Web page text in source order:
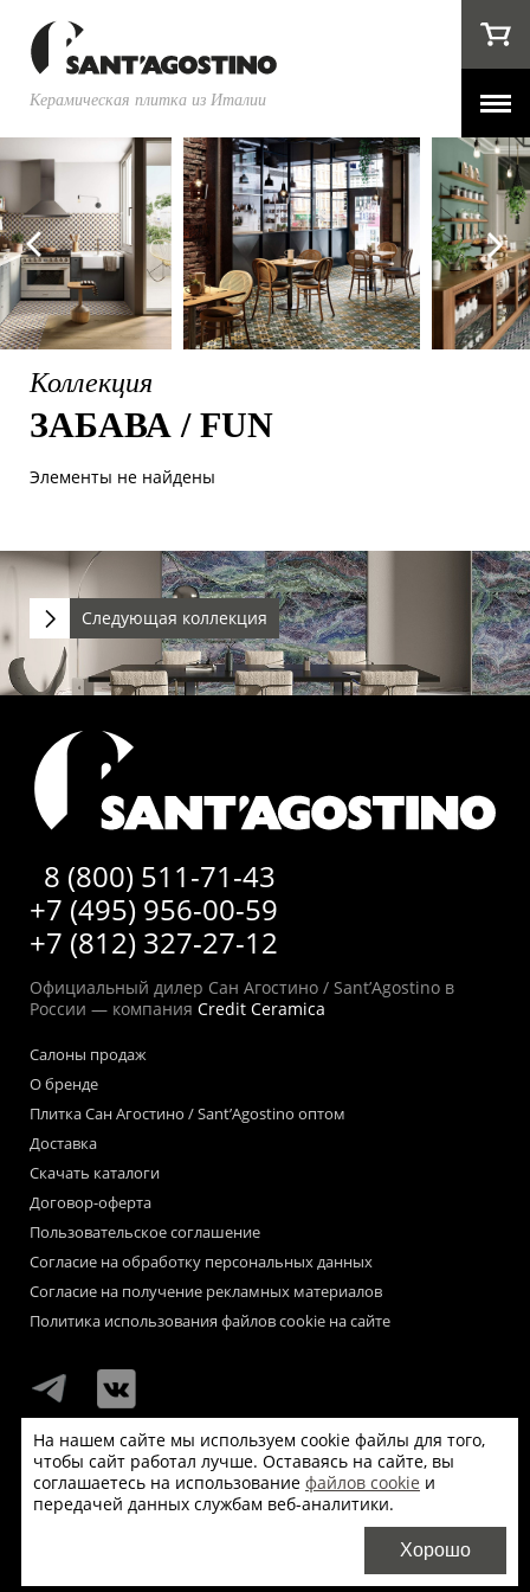
Керамическая плитка из Италии
Коллекция
ЗАБАВА / FUN
Элементы не найдены
Следующая коллекция
8 (800) 511-71-43
+7 (495) 956-00-59
+7 (812) 327-27-12
Официальный дилер Сан Агостино / Sant’Agostino в
России — компания Credit Ceramica
Салоны продаж
О бренде
Плитка Сан Агостино / Sant’Agostino оптом
Доставка
Скачать каталоги
Договор-оферта
Пользовательское соглашение
Согласие на обработку персональных данных
Согласие на получение рекламных материалов
Политика использования файлов cookie на сайте
Мы используем файлы «cookie» для функционирования сайта.
Если Вас это не устраивает, пожалуйста, покиньте сайт.
На нашем сайте мы используем cookie файлы для того,
чтобы сайт работал лучше. Оставаясь на сайте, вы
соглашаетесь на использование файлов cookie и
передачей данных службам веб-аналитики.
Хорошо